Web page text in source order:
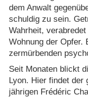
dem Anwalt
schuldig zu sein.
Wahrheit,
Wohnung der Opfer.
zermürbenden
Seit Monaten blickt
Lyon. Hier findet der
jährigen Frédéric